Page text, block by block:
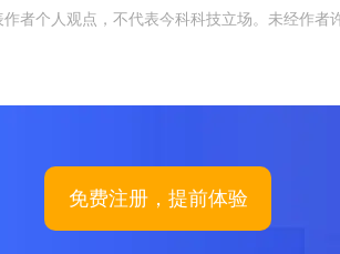
者个人观点，不代表今科科技立场。未经作者
免费注册，提前体验